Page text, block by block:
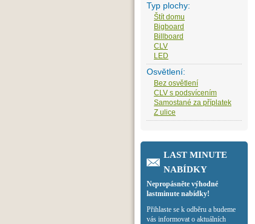
Typ plochy:
Štít domu
Bigboard
Billboard
CLV
LED
Osvětlení:
Bez osvětlení
CLV s podsvícením
Samostané za příplatek
Z ulice
LAST MINUTE
NABÍDKY
Nepropásněte výhodné
lastminute nabídky!
Přihlaste se k odběru a budeme
vás informovat o aktuálních